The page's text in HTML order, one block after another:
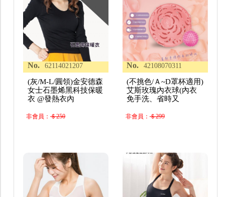
No. 62114021207
(灰/M-L/圓領)金安德森
女士石墨烯黑科技保暖
衣 @發熱衣內
非會員：＄250
No. 42108070311
(不挑色/Ａ~D罩杯適用)
艾斯玫瑰內衣球(內衣
免手洗、省時又
非會員：＄299